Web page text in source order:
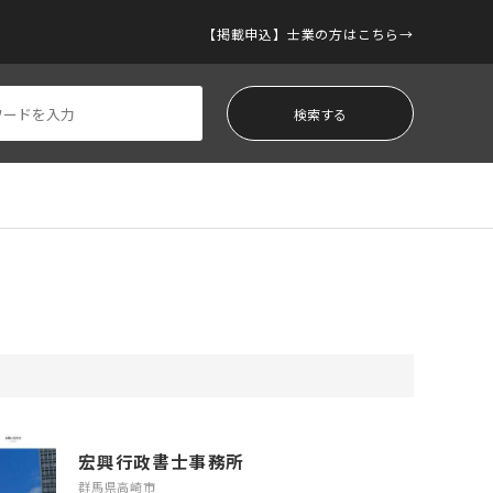
【掲載申込】士業の方はこちら
宏興行政書士事務所
群馬県高崎市